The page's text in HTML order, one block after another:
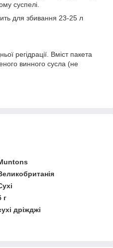
суспелі.
для збивання 23-25 л
регідрації. Вміст пакета
винного сусла (не
г
дріжджі